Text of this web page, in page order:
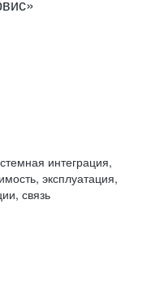
интеграция,
эксплуатация,
связь